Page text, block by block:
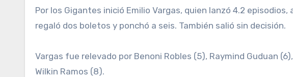
Por los Gigantes inició Emilio Vargas, quien lanzó 4.2
regaló dos boletos y ponchó a seis. También salió sin decisión.
Vargas fue relevado por Benoni Robles (5), Raymind Guduan
Wilkin Ramos (8).